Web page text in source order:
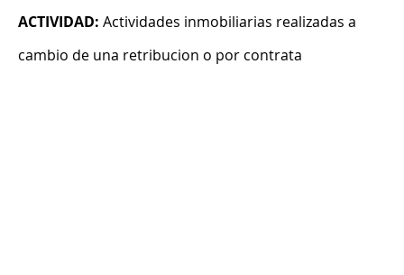
ACTIVIDAD: Actividades inmobiliarias realizadas a
cambio de una retribucion o por contrata